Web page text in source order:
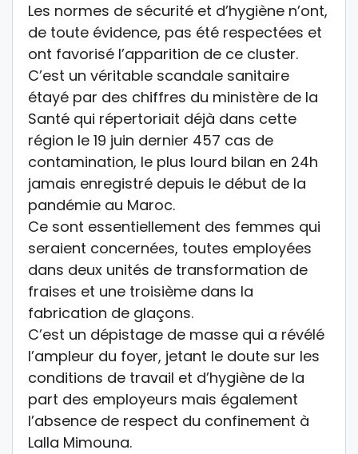
Les normes de sécurité et d’hygiène n’ont,
de toute évidence, pas été respectées et
ont favorisé l’apparition de ce cluster.
C’est un véritable scandale sanitaire
étayé par des chiffres du ministère de la
Santé qui répertoriait déjà dans cette
région le 19 juin dernier 457 cas de
contamination, le plus lourd bilan en 24h
jamais enregistré depuis le début de la
pandémie au Maroc.
Ce sont essentiellement des femmes qui
seraient concernées, toutes employées
dans deux unités de transformation de
fraises et une troisième dans la
fabrication de glaçons.
C’est un dépistage de masse qui a révélé
l’ampleur du foyer, jetant le doute sur les
conditions de travail et d’hygiène de la
part des employeurs mais également
l’absence de respect du confinement à
Lalla Mimouna.